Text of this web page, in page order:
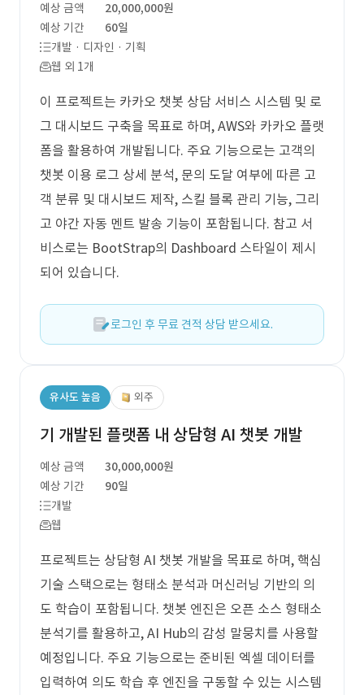
예상 금액
20,000,000원
예상 기간
60일
개발 · 디자인 · 기획
웹 외 1개
이 프로젝트는 카카오 챗봇 상담 서비스 시스템 및 로
그 대시보드 구축을 목표로 하며, AWS와 카카오 플랫
폼을 활용하여 개발됩니다. 주요 기능으로는 고객의
챗봇 이용 로그 상세 분석, 문의 도달 여부에 따른 고
객 분류 및 대시보드 제작, 스킬 블록 관리 기능, 그리
고 야간 자동 멘트 발송 기능이 포함됩니다. 참고 서
비스로는 BootStrap의 Dashboard 스타일이 제시
되어 있습니다.
로그인 후 무료 견적 상담 받으세요.
유사도 높음 외주
기 개발된 플랫폼 내 상담형 AI 챗봇 개발
예상 금액
30,000,000원
예상 기간
90일
개발
웹
프로젝트는 상담형 AI 챗봇 개발을 목표로 하며, 핵심
기술 스택으로는 형태소 분석과 머신러닝 기반의 의
도 학습이 포함됩니다. 챗봇 엔진은 오픈 소스 형태소
분석기를 활용하고, AI Hub의 감성 말뭉치를 사용할
예정입니다. 주요 기능으로는 준비된 엑셀 데이터를
입력하여 의도 학습 후 엔진을 구동할 수 있는 시스템